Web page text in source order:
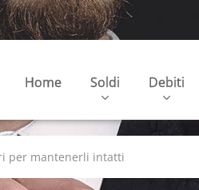
Home Soldi Debiti
per mantenerli intatti